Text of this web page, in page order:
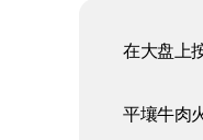
在大盘上
平壤牛肉